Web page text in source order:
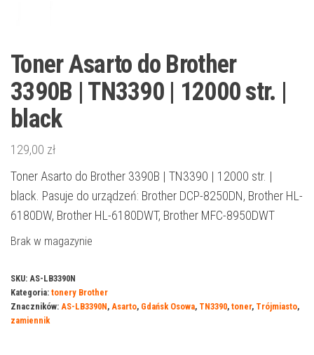
Toner Asarto do Brother
3390B | TN3390 | 12000 str. |
black
129,00 zł
Toner Asarto do Brother 3390B | TN3390 | 12000 str. |
black. Pasuje do urządzeń: Brother DCP-8250DN, Brother HL-
6180DW, Brother HL-6180DWT, Brother MFC-8950DWT
Brak w magazynie
SKU: AS-LB3390N
Kategoria: tonery Brother
Znaczników: AS-LB3390N, Asarto, Gdańsk Osowa, TN3390, toner, Trójmiasto,
zamiennik